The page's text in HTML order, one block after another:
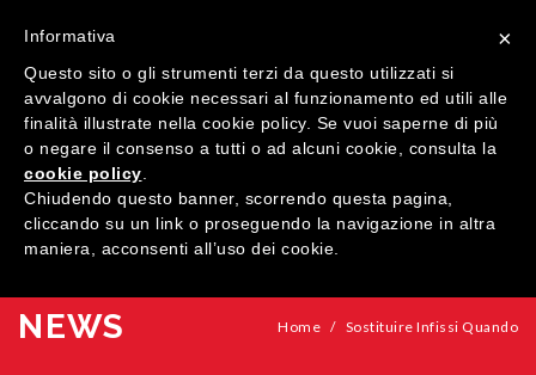
MENU
HOME
AZIENDA
NEWS Home / Sostituire Infissi Quando
×
Informativa
Questo sito o gli strumenti terzi da questo utilizzati si
avvalgono di cookie necessari al funzionamento ed utili alle
finalità illustrate nella cookie policy. Se vuoi saperne di più
o negare il consenso a tutti o ad alcuni cookie, consulta la
cookie policy
Chiudendo questo banner, scorrendo questa pagina,
cliccando su un link o proseguendo la navigazione in altra
maniera, acconsenti all’uso dei cookie.